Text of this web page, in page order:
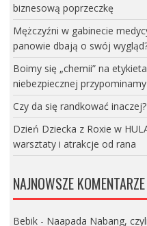
biznesową poprzeczkę
Mężczyźni w gabinecie
panowie dbają o swój
Boimy się „chemii” na
niebezpiecznej
Czy da się randkować inaczej?
Dzień Dziecka z Roxie w
warsztaty i atrakcje od rana
NAJNOWSZE KOMENTARZE
Bebik- Naapada Nabang,